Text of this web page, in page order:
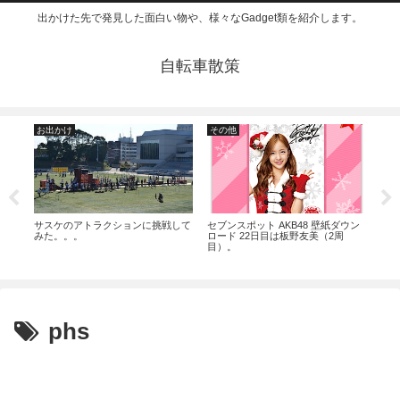
出かけた先で発見した面白い物や、様々なGadget類を紹介します。
自転車散策
お出かけ
サスケのアトラクションに挑戦して
みた。。。
その他
セブンスポット AKB48 壁紙ダウン
ロード 22日目は板野友美（2周
目）。
phs